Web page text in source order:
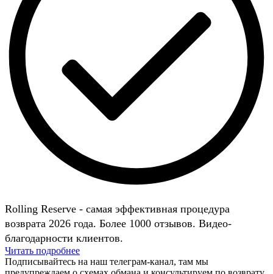
Rolling Reserve - самая эффективная процедура
возврата 2026 года. Более 1000 отзывов. Видео-
благодарности клиентов.
Читать подробнее
Подписывайтесь на наш телеграм-канал, там мы